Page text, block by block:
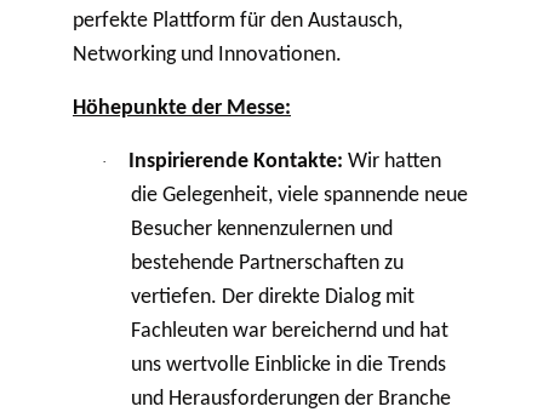
perfekte Plattform für den Austausch,
Networking und Innovationen.
Höhepunkte der Messe:
· Inspirierende Kontakte: Wir hatten
die Gelegenheit, viele spannende neue
Besucher kennenzulernen und
bestehende Partnerschaften zu
vertiefen. Der direkte Dialog mit
Fachleuten war bereichernd und hat
uns wertvolle Einblicke in die Trends
und Herausforderungen der Branche